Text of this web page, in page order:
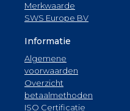
Merkwaarde
SWS Europe BV
Informatie
Algemene
voorwaarden
Overzicht
betaalmethoden
ISO Certificatie